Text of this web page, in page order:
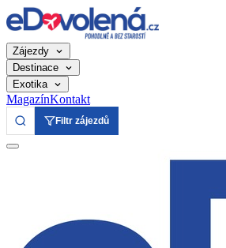
Zájezdy
Destinace
Exotika
MagazínKontakt
Filtr zájezdů